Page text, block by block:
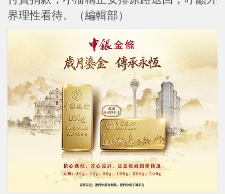
界理性看待。（編輯部）